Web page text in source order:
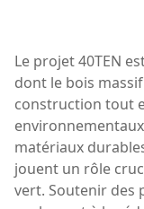
Le projet 40TEN
dont le bois
construction tout
matériaux
jouent un rôle
vert. Soutenir des